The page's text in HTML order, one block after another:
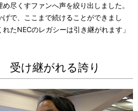
尽くすファンへ声を絞り出しました。
げで、ここまで続けることができまし
たNECのレガシーは引き継がれます」
け継がれる誇り